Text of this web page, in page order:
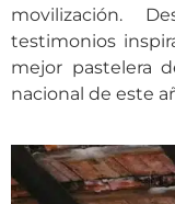
movilización.
testimonios
mejor pastelera
nacional de este